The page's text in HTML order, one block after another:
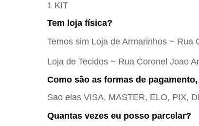
1 KIT
Tem loja física?
Temos sim Loja de Armarinhos ~ Rua
Loja de Tecidos ~ Rua Coronel Joao
Como são as formas de
Sao elas VISA, MASTER, ELO, PIX,
Quantas vezes eu posso parcelar?